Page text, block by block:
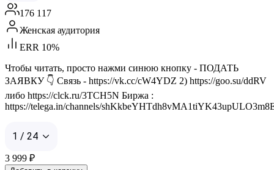
176 117
Женская аудитория
ERR 10%
Чтобы читать, просто нажми синюю кнопку - ПОДАТЬ
ЗАЯВКУ 👇 Связь - https://vk.cc/cW4YDZ 2) https://goo.su/ddRV
либо https://clck.ru/3TCH5N Биржа :
https://telega.in/channels/
1 / 24
3 999 ₽